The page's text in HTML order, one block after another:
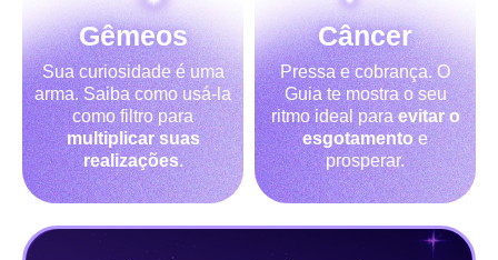
Gêmeos
Sua curiosidade é uma
arma. Saiba como usá-la
como filtro para
multiplicar suas
realizações.
Câncer
Pressa e cobrança. O
Guia te mostra o seu
ritmo ideal paraevitar o
esgotamentoe
prosperar.